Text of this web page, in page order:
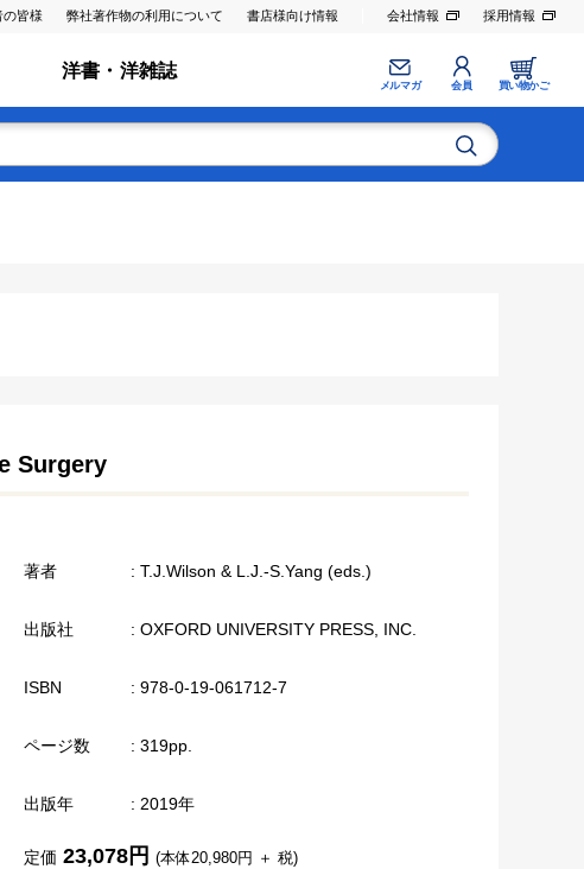
の皆様 弊社著作物の利用について 書店様向け情報 会社情報 採用情報
洋書・洋雑誌
メルマガ 会員 買い物かご
Surgery
著者 : T.J.Wilson & L.J.-S.Yang (eds.)
出版社 : OXFORD UNIVERSITY PRESS, INC.
ISBN : 978-0-19-061712-7
ページ数 : 319pp.
出版年 : 2019年
定価 23,078円 (本体20,980円 ＋ 税)